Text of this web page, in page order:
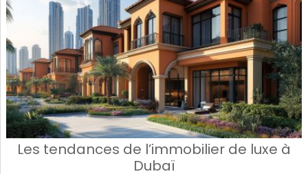
Les tendances de l’immobilier de luxe à
Dubaï